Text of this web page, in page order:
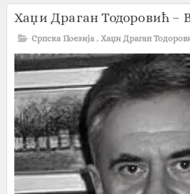
Хаџи Драган Тодоровић
Српска Поезија , Хаџи Драган